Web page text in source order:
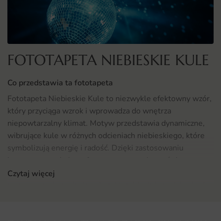
FOTOTAPETA NIEBIESKIE KULE
Co przedstawia ta fototapeta
Fototapeta Niebieskie Kule to niezwykle efektowny wzór,
który przyciąga wzrok i wprowadza do wnętrza
niepowtarzalny klimat. Motyw przedstawia dynamiczne,
wibrujące kule w różnych odcieniach niebieskiego, które
symbolizują energię i radość. Dzięki zastosowaniu
centralnym punktem każdego pomieszczenia, nadając mu
Czytaj więcej